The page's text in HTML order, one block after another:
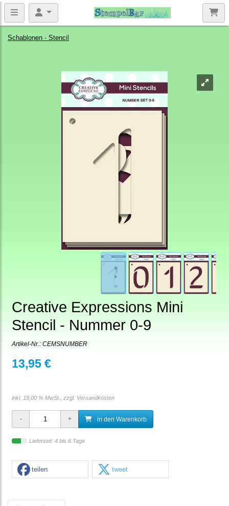
Schablonen - Stencil
Creative Expressions Mini
Stencil - Nummer 0-9
Artikel-Nr.: CEMSNUMBER
13,95 €
inkl. 19,00 % MwSt., zzgl. Versandkosten
in den Warenkorb
Lieferzeit: 4 bis 6 Tage
teilen tweet